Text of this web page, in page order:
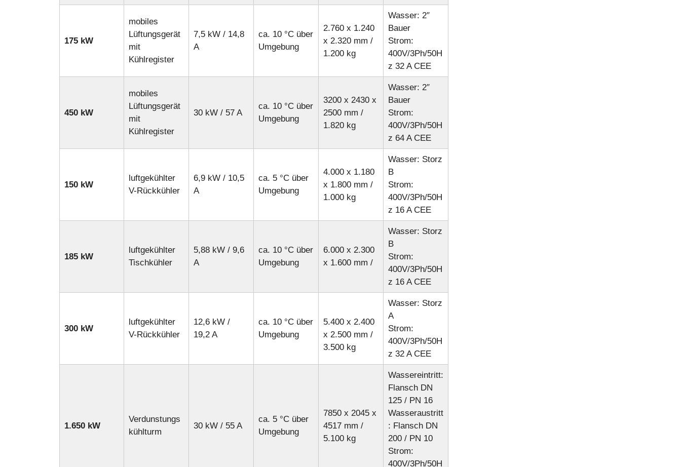
175 kW
mobiles
Lüftungsgerät
mit
Kühlregister
7,5 kW / 14,8
A
ca. 10 °C über
Umgebung
2.760 x 1.240
x 2.320 mm /
1.200 kg
Wasser: 2″
Bauer
Strom:
400V/3Ph/50H
z 32 A CEE
450 kW
mobiles
Lüftungsgerät
mit
Kühlregister
30 kW / 57 A
ca. 10 °C über
Umgebung
3200 x 2430 x
2500 mm /
1.820 kg
Wasser: 2″
Bauer
Strom:
400V/3Ph/50H
z 64 A CEE
150 kW
luftgekühlter
V-Rückkühler
6,9 kW / 10,5
A
ca. 5 °C über
Umgebung
4.000 x 1.180
x 1.800 mm /
1.000 kg
Wasser: Storz
B
Strom:
400V/3Ph/50H
z 16 A CEE
185 kW
luftgekühlter
Tischkühler
5,88 kW / 9,6
A
ca. 10 °C über
Umgebung
6.000 x 2.300
x 1.600 mm /
Wasser: Storz
B
Strom:
400V/3Ph/50H
z 16 A CEE
300 kW
luftgekühlter
V-Rückkühler
12,6 kW /
19,2 A
ca. 10 °C über
Umgebung
5.400 x 2.400
x 2.500 mm /
3.500 kg
Wasser: Storz
A
Strom:
400V/3Ph/50H
z 32 A CEE
1.650 kW
Verdunstungs
kühlturm
30 kW / 55 A
ca. 5 °C über
Umgebung
7850 x 2045 x
4517 mm /
5.100 kg
Wassereintritt:
Flansch DN
125 / PN 16
Wasseraustritt
: Flansch DN
200 / PN 10
Strom:
400V/3Ph/50H